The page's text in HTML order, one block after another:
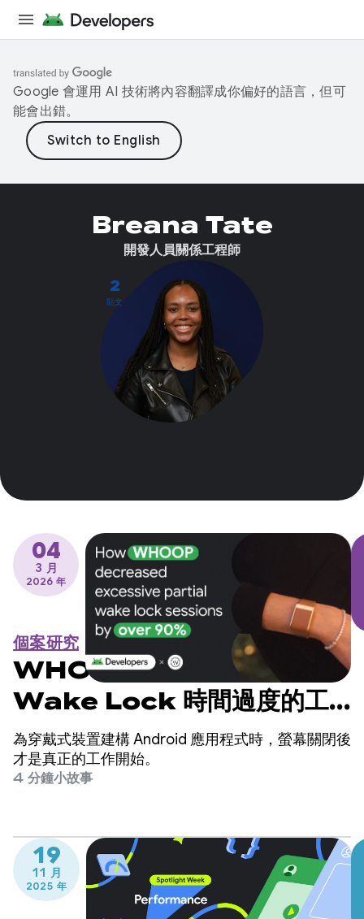
Google 會運用 AI 技術將內容翻譯成你偏好的語言，但可
能會出錯。
2
貼文
Breana Tate
開發人員關係工程師
04
3 月
2026 年
個案研究
WHOOP 如何將部分
Wake Lock 時間過度的工
作階段減少 90% 以上
為穿戴式裝置建構 Android 應用程式時，螢幕關閉後
才是真正的工作開始。
4 分鐘小故事
19
11 月
2025 年